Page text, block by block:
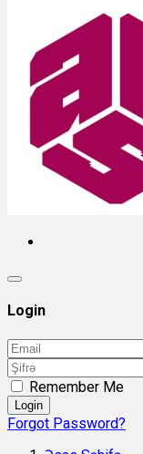
Login
Remember Me
Login
Forgot Password?